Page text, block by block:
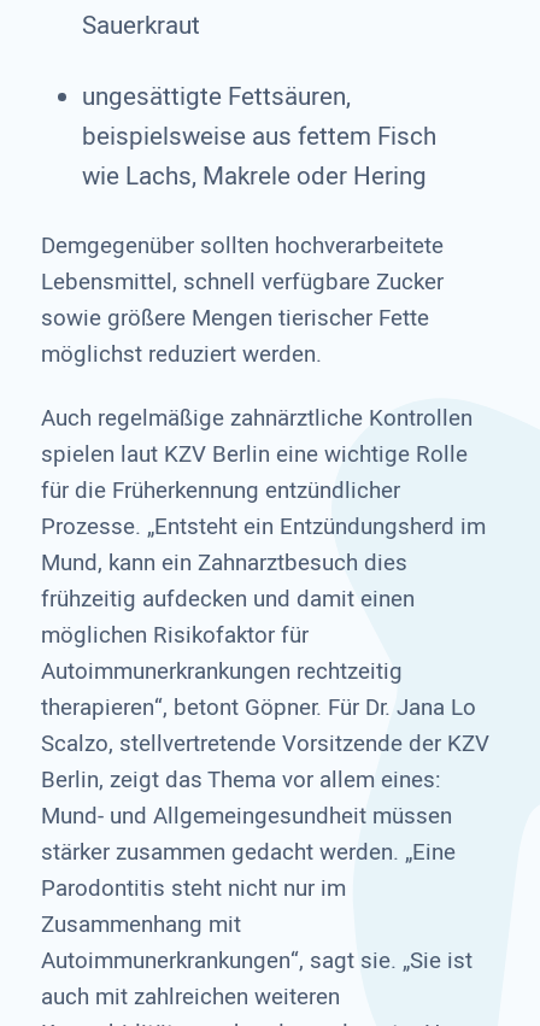
Sauerkraut
ungesättigte Fettsäuren,
beispielsweise aus fettem Fisch
wie Lachs, Makrele oder Hering
Demgegenüber sollten hochverarbeitete
Lebensmittel, schnell verfügbare Zucker
sowie größere Mengen tierischer Fette
möglichst reduziert werden.
Auch regelmäßige zahnärztliche Kontrollen
spielen laut KZV Berlin eine wichtige Rolle
für die Früherkennung entzündlicher
Prozesse. „Entsteht ein Entzündungsherd im
Mund, kann ein Zahnarztbesuch dies
frühzeitig aufdecken und damit einen
möglichen Risikofaktor für
Autoimmunerkrankungen rechtzeitig
therapieren“, betont Göpner. Für Dr. Jana Lo
Scalzo, stellvertretende Vorsitzende der KZV
Berlin, zeigt das Thema vor allem eines:
Mund- und Allgemeingesundheit müssen
stärker zusammen gedacht werden. „Eine
Parodontitis steht nicht nur im
Zusammenhang mit
Autoimmunerkrankungen“, sagt sie. „Sie ist
auch mit zahlreichen weiteren